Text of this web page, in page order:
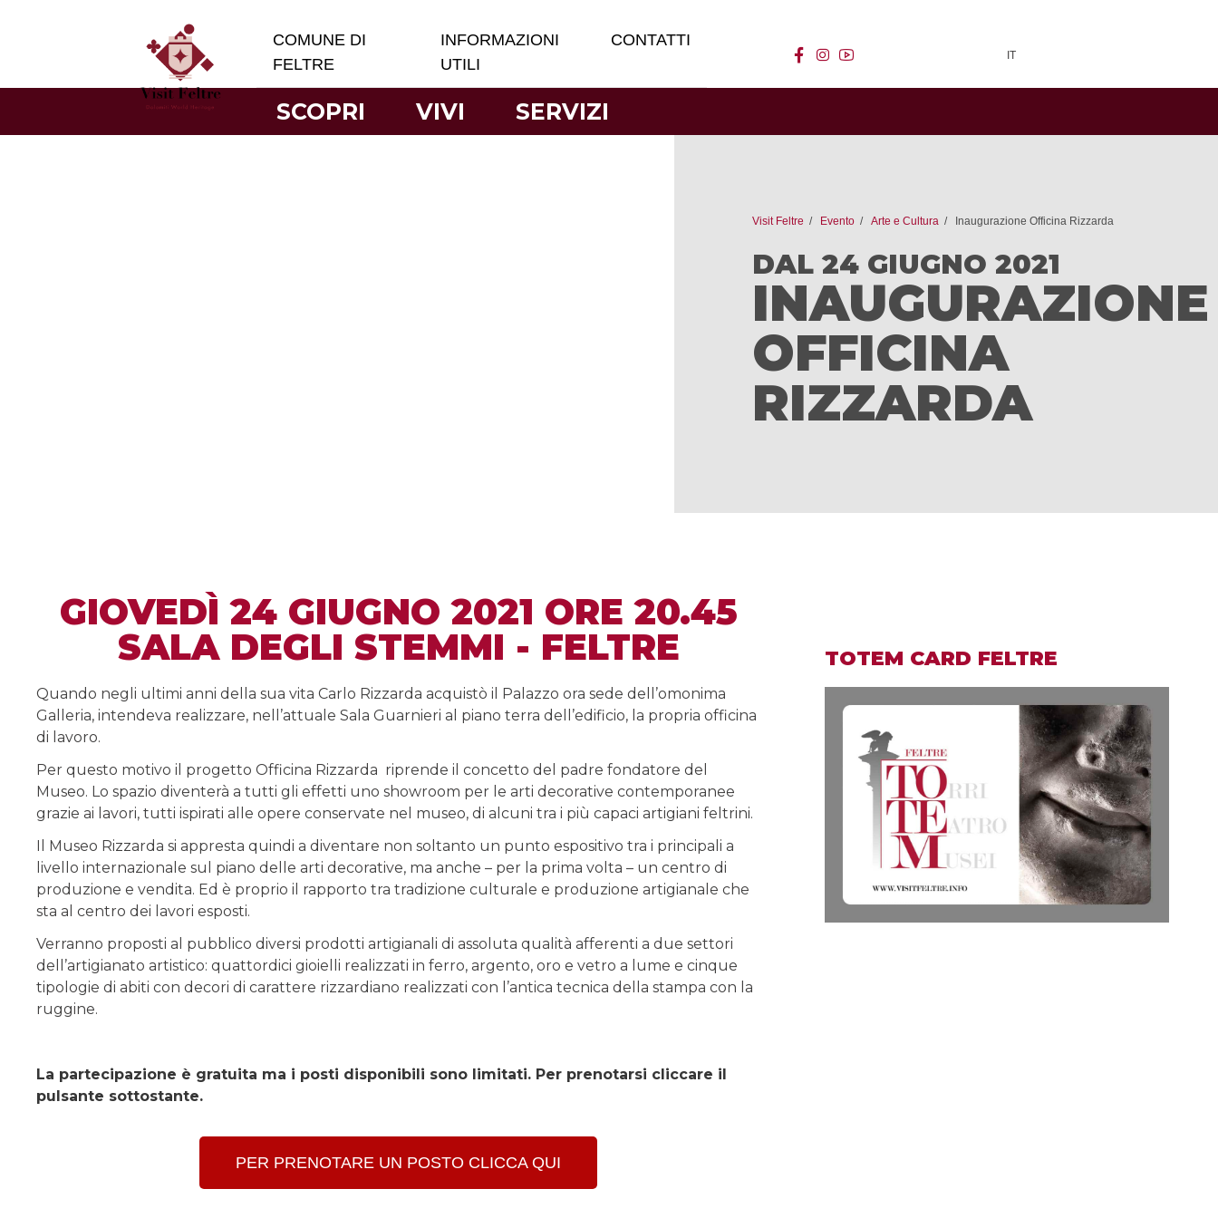
COMUNE DI
FELTRE
INFORMAZIONI
UTILI
CONTATTI
facebook
instagram IT
SCOPRI VIVI SERVIZI
Visit Feltre Evento Arte e Cultura Inaugurazione Officina Rizzarda
DAL 24 GIUGNO 2021
INAUGURAZIONE
OFFICINA
RIZZARDA
GIOVEDÌ 24 GIUGNO 2021 ORE 20.45
SALA DEGLI STEMMI - FELTRE
Quando negli ultimi anni della sua vita Carlo Rizzarda acquistò il Palazzo ora sede dell’omonima
Galleria, intendeva realizzare, nell’attuale Sala Guarnieri al piano terra dell’edificio, la propria officina
di lavoro.
Per questo motivo il progetto Officina Rizzarda riprende il concetto del padre fondatore del
Museo. Lo spazio diventerà a tutti gli effetti uno showroom per le arti decorative contemporanee
grazie ai lavori, tutti ispirati alle opere conservate nel museo, di alcuni tra i più capaci artigiani feltrini.
Il Museo Rizzarda si appresta quindi a diventare non soltanto un punto espositivo tra i principali a
livello internazionale sul piano delle arti decorative, ma anche – per la prima volta – un centro di
produzione e vendita. Ed è proprio il rapporto tra tradizione culturale e produzione artigianale che
sta al centro dei lavori esposti.
Verranno proposti al pubblico diversi prodotti artigianali di assoluta qualità afferenti a due settori
dell’artigianato artistico: quattordici gioielli realizzati in ferro, argento, oro e vetro a lume e cinque
tipologie di abiti con decori di carattere rizzardiano realizzati con l’antica tecnica della stampa con la
ruggine.
La partecipazione è gratuita ma i posti disponibili sono limitati. Per prenotarsi cliccare il
pulsante sottostante.
PER PRENOTARE UN POSTO CLICCA QUI
TOTEM CARD FELTRE